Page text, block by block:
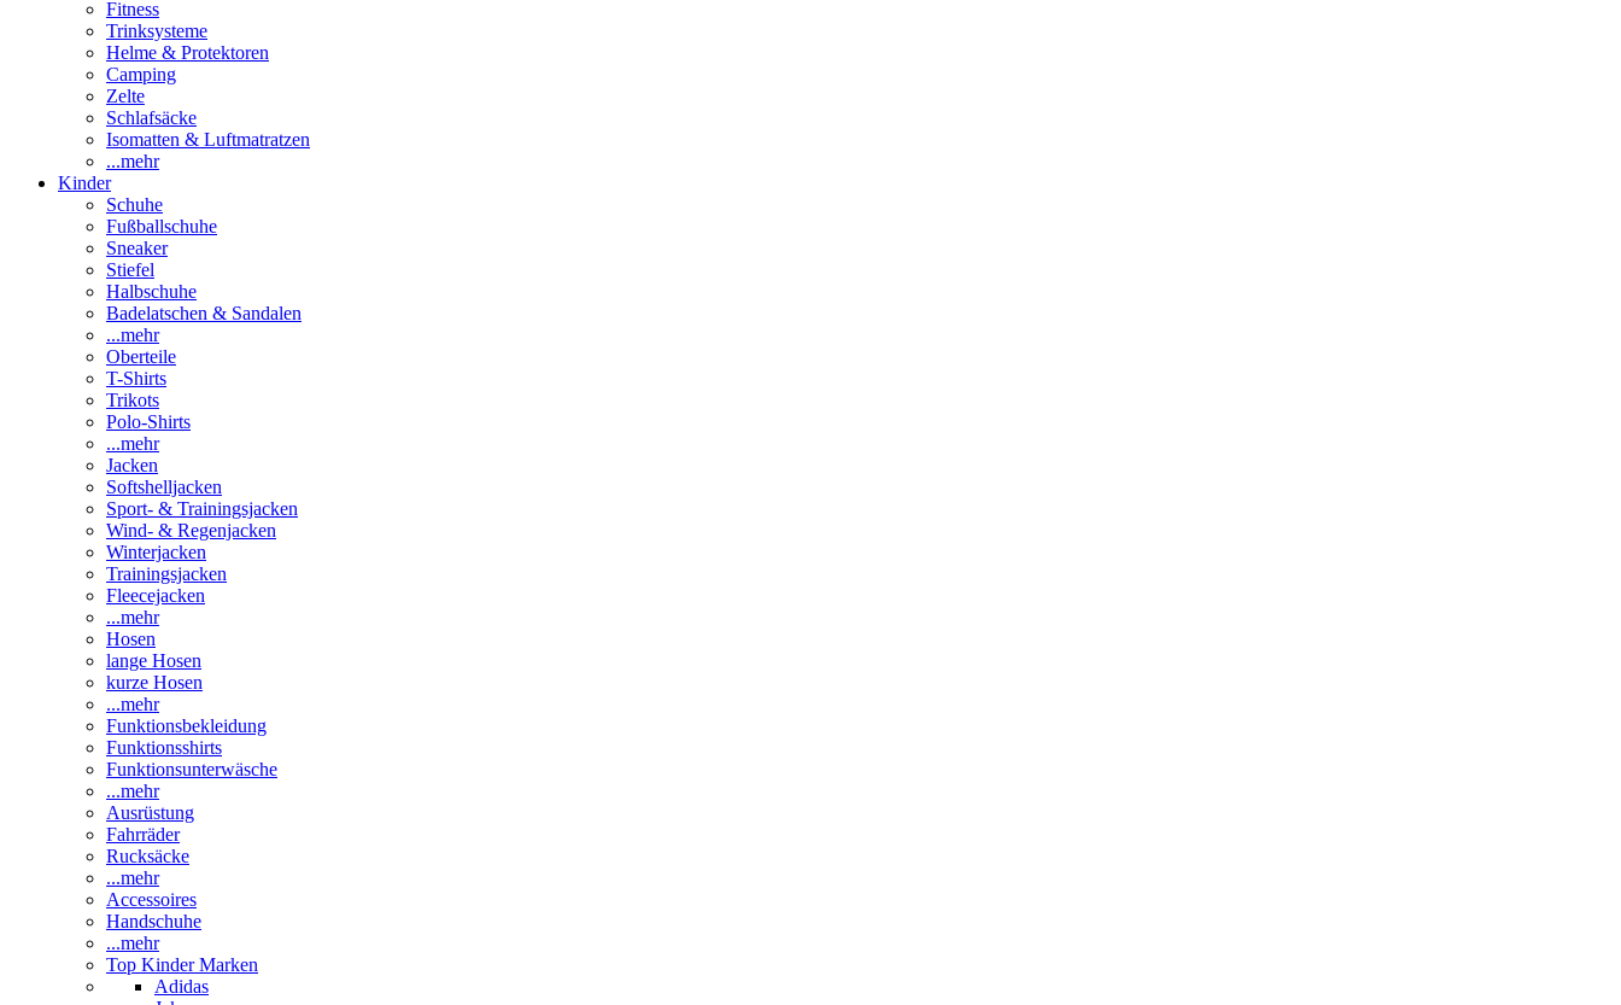
Fitness
Trinksysteme
Helme & Protektoren
Camping
Zelte
Schlafsäcke
Isomatten & Luftmatratzen
...mehr
Kinder
Schuhe
Fußballschuhe
Sneaker
Stiefel
Halbschuhe
Badelatschen & Sandalen
...mehr
Oberteile
T-Shirts
Trikots
Polo-Shirts
...mehr
Jacken
Softshelljacken
Sport- & Trainingsjacken
Wind- & Regenjacken
Winterjacken
Trainingsjacken
Fleecejacken
...mehr
Hosen
lange Hosen
kurze Hosen
...mehr
Funktionsbekleidung
Funktionsshirts
Funktionsunterwäsche
...mehr
Ausrüstung
Fahrräder
Rucksäcke
...mehr
Accessoires
Handschuhe
...mehr
Top Kinder Marken
Adidas